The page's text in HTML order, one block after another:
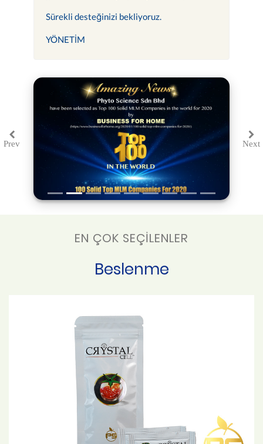
Sürekli desteğinizi bekliyoruz.
YÖNETİM
PrevPrevious Next
EN ÇOK SEÇİLENLER
Beslenme